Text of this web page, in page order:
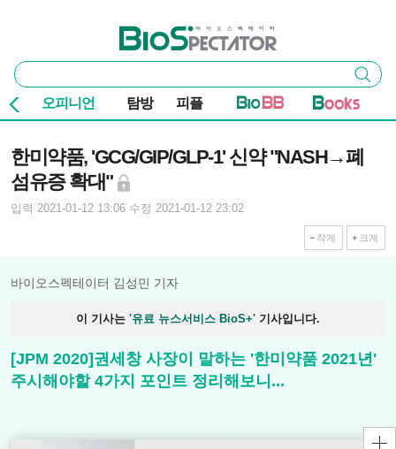
바이오스펙테이터
통
합
검
색
검색
오피니언 탐방 피플
한미약품, 'GCG/GIP/GLP-1' 신약 "NASH→폐
섬유증 확대"
입력 2021-01-12 13:06 수정 2021-01-12 23:02
작게 크게
바이오스펙테이터 김성민 기자
이 기사는 '유료 뉴스서비스 BioS+' 기사입니다.
[JPM 2020]권세창 사장이 말하는 '한미약품 2021년'
주시해야할 4가지 포인트 정리해보니...